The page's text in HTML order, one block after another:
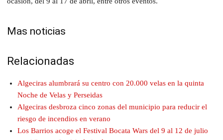
Mas noticias
Relacionadas
Algeciras alumbrará su centro con 20.000 velas en la quinta
Noche de Velas y Perseidas
Algeciras desbroza cinco zonas del municipio para reducir el
riesgo de incendios en verano
Los Barrios acoge el Festival Bocata Wars del 9 al 12 de julio